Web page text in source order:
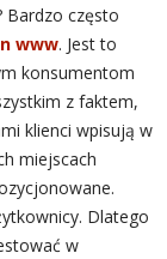
Bardzo często
www. Jest to
konsumentom
z faktem,
klienci wpisują w
miejscach
Dlatego
w